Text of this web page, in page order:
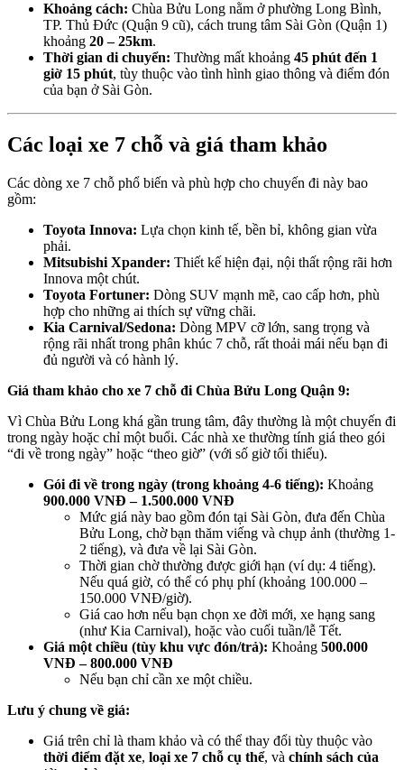
Khoảng cách: Chùa Bửu Long nằm ở phường Long Bình,
TP. Thủ Đức (Quận 9 cũ), cách trung tâm Sài Gòn (Quận 1)
khoảng 20 – 25km.
Thời gian di chuyển: Thường mất khoảng 45 phút đến 1
giờ 15 phút, tùy thuộc vào tình hình giao thông và điểm đón
của bạn ở Sài Gòn.
Các loại xe 7 chỗ và giá tham khảo
Các dòng xe 7 chỗ phổ biến và phù hợp cho chuyến đi này bao
gồm:
Toyota Innova: Lựa chọn kinh tế, bền bỉ, không gian vừa
phải.
Mitsubishi Xpander: Thiết kế hiện đại, nội thất rộng rãi hơn
Innova một chút.
Toyota Fortuner: Dòng SUV mạnh mẽ, cao cấp hơn, phù
hợp cho những ai thích sự vững chãi.
Kia Carnival/Sedona: Dòng MPV cỡ lớn, sang trọng và
rộng rãi nhất trong phân khúc 7 chỗ, rất thoải mái nếu bạn đi
đủ người và có hành lý.
Giá tham khảo cho xe 7 chỗ đi Chùa Bửu Long Quận 9:
Vì Chùa Bửu Long khá gần trung tâm, đây thường là một chuyến đi
trong ngày hoặc chỉ một buổi. Các nhà xe thường tính giá theo gói
“đi về trong ngày” hoặc “theo giờ” (với số giờ tối thiểu).
Gói đi về trong ngày (trong khoảng 4-6 tiếng): Khoảng
900.000 VNĐ – 1.500.000 VNĐ
Mức giá này bao gồm đón tại Sài Gòn, đưa đến Chùa
Bửu Long, chờ bạn thăm viếng và chụp ảnh (thường 1-
2 tiếng), và đưa về lại Sài Gòn.
Thời gian chờ thường được giới hạn (ví dụ: 4 tiếng).
Nếu quá giờ, có thể có phụ phí (khoảng 100.000 –
150.000 VNĐ/giờ).
Giá cao hơn nếu bạn chọn xe đời mới, xe hạng sang
(như Kia Carnival), hoặc vào cuối tuần/lễ Tết.
Giá một chiều (tùy khu vực đón/trả): Khoảng 500.000
VNĐ – 800.000 VNĐ
Nếu bạn chỉ cần xe một chiều.
Lưu ý chung về giá:
Giá trên chỉ là tham khảo và có thể thay đổi tùy thuộc vào
thời điểm đặt xe, loại xe 7 chỗ cụ thể, và chính sách của